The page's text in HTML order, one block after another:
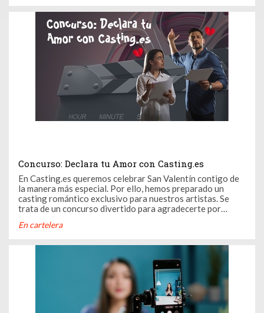
Concurso: Declara tu Amor con Casting.es
En Casting.es queremos celebrar San Valentín contigo de
la manera más especial. Por ello, hemos preparado un
casting romántico exclusivo para nuestros artistas. Se
trata de un concurso divertido para agradecerte por
y tendrás la oportunidad de ganar 2 entradas para el show
En cartelera